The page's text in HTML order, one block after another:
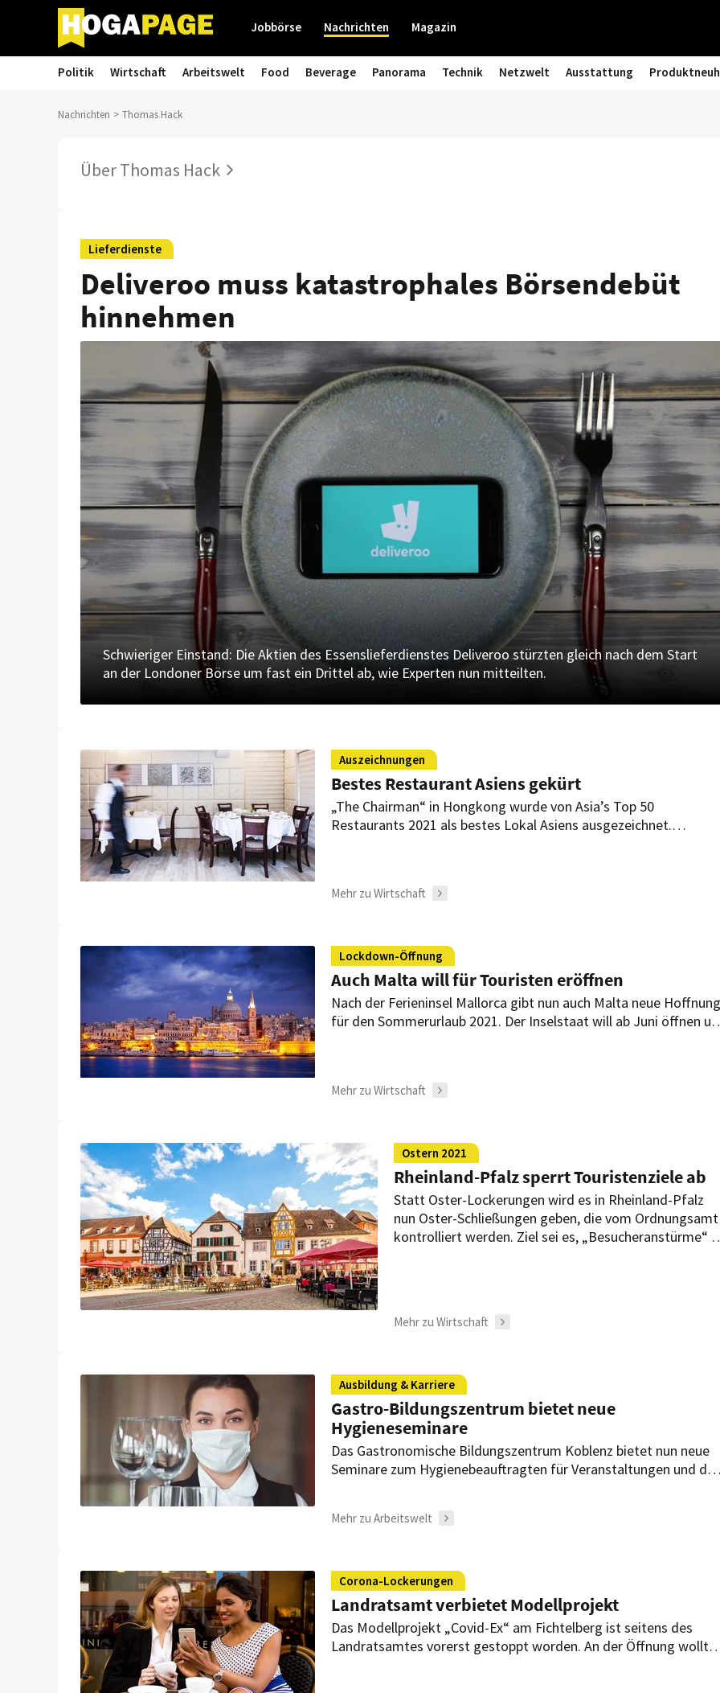
Jobbörse Nachrichten Magazin
Politik Wirtschaft Arbeitswelt Food Beverage Panorama Technik Netzwelt Ausstattung
Nachrichten Thomas Hack
Über Thomas Hack
Schwieriger Einstand: Die Aktien des Essenslieferdienstes Deliveroo stürzten gleich nach dem Start
an der Londoner Börse um fast ein Drittel ab, wie Experten nun mitteilten.
Lieferdienste
Deliveroo muss katastrophales Börsendebüt
hinnehmen
Auszeichnungen
Bestes Restaurant Asiens gekürt
„The Chairman“ in Hongkong wurde von Asia’s Top 50
Restaurants 2021 als bestes Lokal Asiens ausgezeichnet.
Mehr zu Wirtschaft
Lockdown-Öffnung
Auch Malta will für Touristen eröffnen
Nach der Ferieninsel Mallorca gibt nun auch Malta neue Hoffnung
für den Sommerurlaub 2021. Der Inselstaat will ab Juni öffnen
Mehr zu Wirtschaft
Ostern 2021
Rheinland-Pfalz sperrt Touristenziele ab
Statt Oster-Lockerungen wird es in Rheinland-Pfalz
nun Oster-Schließungen geben, die vom Ordnungsamt
kontrolliert werden. Ziel sei es, „Besucheranstürme“
Mehr zu Wirtschaft
Ausbildung & Karriere
Gastro-Bildungszentrum bietet neue
Hygieneseminare
Das Gastronomische Bildungszentrum Koblenz bietet nun neue
Seminare zum Hygienebeauftragten für Veranstaltungen und das
Mehr zu Arbeitswelt
Corona-Lockerungen
Landratsamt verbietet Modellprojekt
Das Modellprojekt „Covid-Ex“ am Fichtelberg ist seitens des
Landratsamtes vorerst gestoppt worden. An der Öffnung